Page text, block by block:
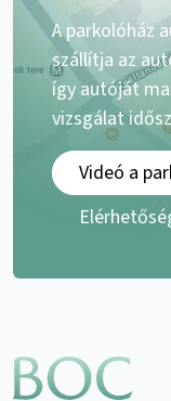
A parkolóház
szállítja az
így autóját
vizsgálat
Videó a